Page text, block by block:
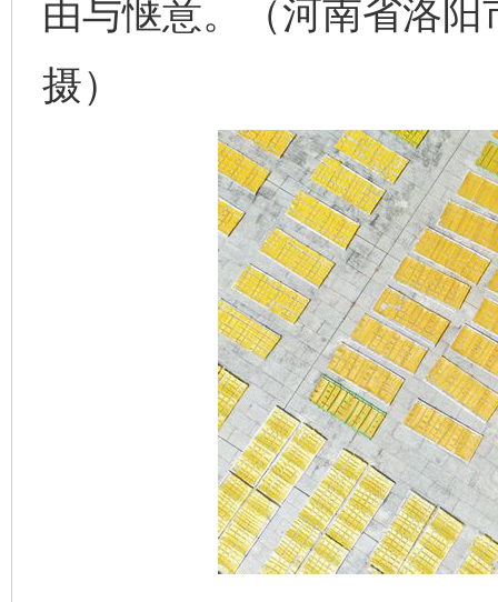
由与惬意。（河南省洛
摄）
东山县通报“牛蛙产品抗生素超标问题” 法